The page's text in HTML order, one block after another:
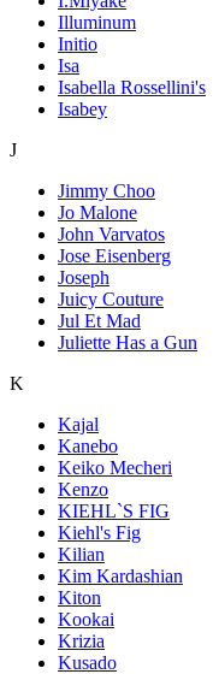
Illuminum
Initio
Isa
Isabella Rossellini's
Isabey
J
Jimmy Choo
Jo Malone
John Varvatos
Jose Eisenberg
Joseph
Juicy Couture
Jul Et Mad
Juliette Has a Gun
K
Kajal
Kanebo
Keiko Mecheri
Kenzo
KIEHL`S FIG
Kiehl's Fig
Kilian
Kim Kardashian
Kiton
Kookai
Krizia
Kusado